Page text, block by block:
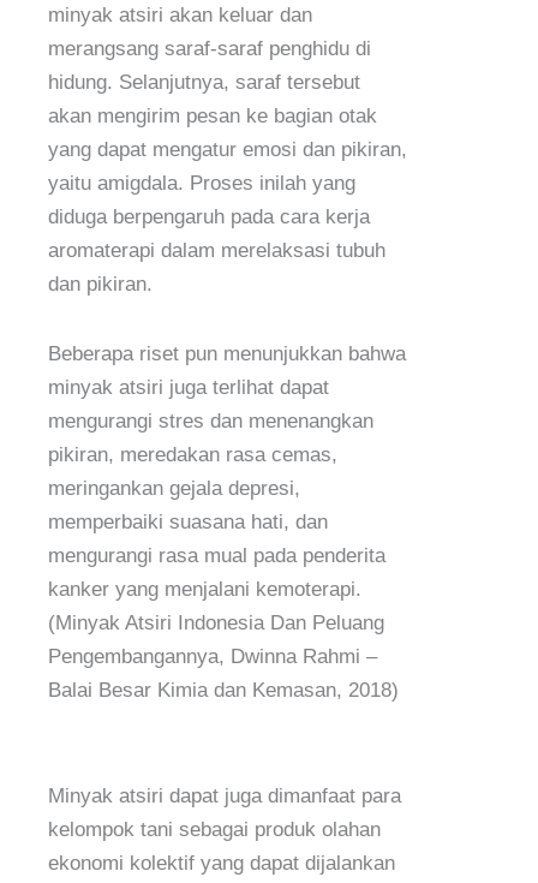
minyak atsiri akan keluar dan
merangsang saraf-saraf penghidu di
hidung. Selanjutnya, saraf tersebut
akan mengirim pesan ke bagian otak
yang dapat mengatur emosi dan pikiran,
yaitu amigdala. Proses inilah yang
diduga berpengaruh pada cara kerja
aromaterapi dalam merelaksasi tubuh
dan pikiran.
Beberapa riset pun menunjukkan bahwa
minyak atsiri juga terlihat dapat
mengurangi stres dan menenangkan
pikiran, meredakan rasa cemas,
meringankan gejala depresi,
memperbaiki suasana hati, dan
mengurangi rasa mual pada penderita
kanker yang menjalani kemoterapi.
(Minyak Atsiri Indonesia Dan Peluang
Pengembangannya, Dwinna Rahmi –
Balai Besar Kimia dan Kemasan, 2018)
Minyak atsiri dapat juga dimanfaat para
kelompok tani sebagai produk olahan
ekonomi kolektif yang dapat dijalankan